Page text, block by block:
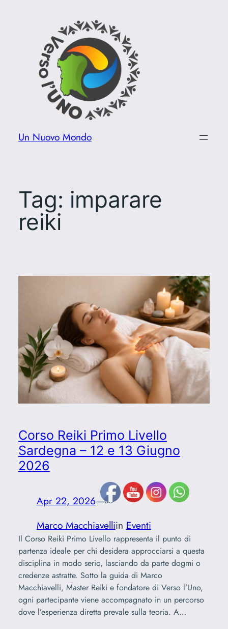
Un Nuovo Mondo
Tag: imparare
reiki
Corso Reiki Primo Livello
Sardegna – 12 e 13 Giugno
2026
Apr 22, 2026—da
Marco Macchiavelliin Eventi
Il Corso Reiki Primo Livello rappresenta il punto di
partenza ideale per chi desidera approcciarsi a questa
disciplina in modo serio, lasciando da parte dogmi o
credenze astratte. Sotto la guida di Marco
Macchiavelli, Master Reiki e fondatore di Verso l’Uno,
ogni partecipante viene accompagnato in un percorso
dove l’esperienza diretta prevale sulla teoria. A…